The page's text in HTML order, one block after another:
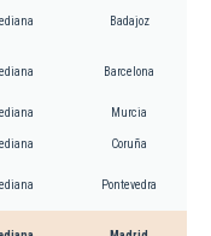
Badajoz
Barcelona
Murcia
Coruña
Pontevedra